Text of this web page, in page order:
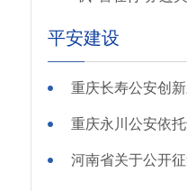
平安建设
河南省关于公开